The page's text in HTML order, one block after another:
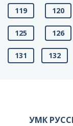
119 120
125 126
131 132
УМК